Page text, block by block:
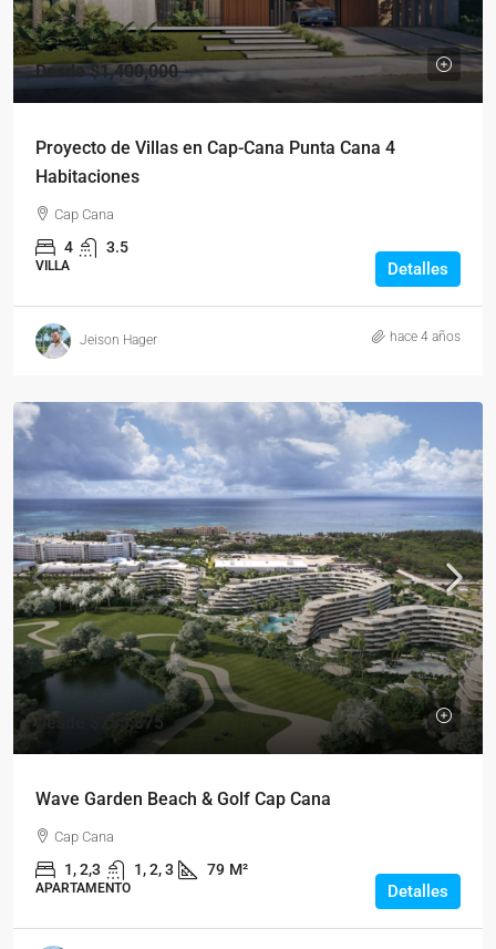
Desde $1,400,000
Proyecto de Villas en Cap-Cana Punta Cana 4
Habitaciones
Cap Cana
4 3.5
VILLA Detalles
Jeison Hager hace 4 años
Desde $255,875
Wave Garden Beach & Golf Cap Cana
Cap Cana
1, 2,3 1, 2, 3 79 M²
APARTAMENTO Detalles